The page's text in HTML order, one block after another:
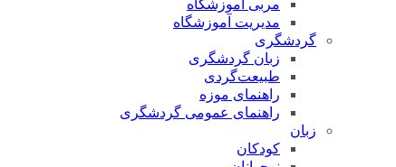
مربی آموزشگاه
مدیریت آموزشگاه
گردشگری
زبان گردشگری
طبیعت‌گردی
راهنمای موزه
راهنمای عمومی گردشگری
زبان
کودکان